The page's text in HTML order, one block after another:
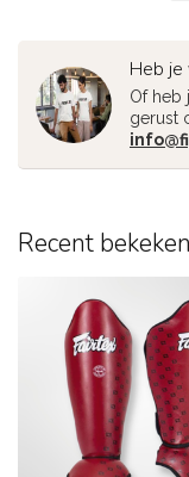
Heb je
Of heb
gerust
Recent bekeken